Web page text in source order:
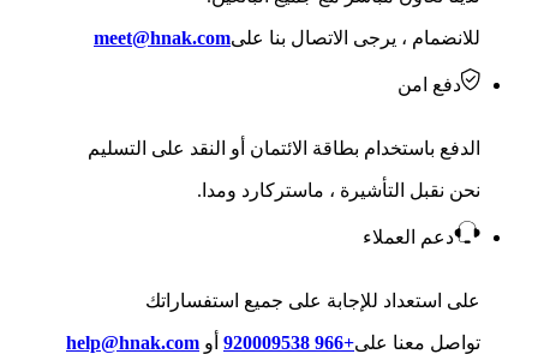
للانضمام ، يرجى الاتصال بنا علىmeet@hnak.com
دفع امن
الدفع باستخدام بطاقة الائتمان أو النقد على التسليم
نحن نقبل التأشيرة ، ماستركارد ومدا.
دعم العملاء
على استعداد للإجابة على جميع استفساراتك
تواصل معنا على+966 920009538 أو help@hnak.com